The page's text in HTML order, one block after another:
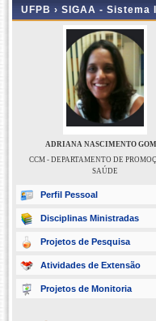
UFPB › SIGAA - Sistema
ADRIANA NASCIMENTO
CCM - DEPARTAMENTO DE
SAÚDE
Perfil Pessoal
Disciplinas Ministradas
Projetos de Pesquisa
Atividades de Extensão
Projetos de Monitoria